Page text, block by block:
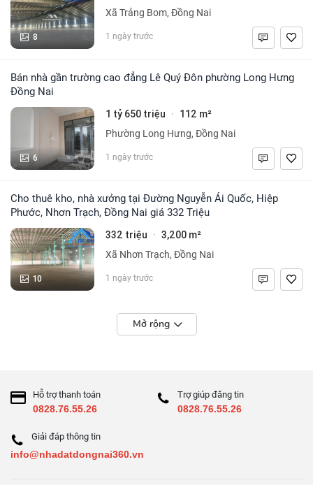
8
Xã Trảng Bom, Đồng Nai
1 ngày trước
Bán nhà gần trường cao đẳng Lê Quý Đôn phường Long Hưng
Đồng Nai
6
1 tỷ 650 triệu · 112 m²
Phường Long Hưng, Đồng Nai
1 ngày trước
Cho thuê kho, nhà xưởng tại Đường Nguyễn Ái Quốc, Hiệp
Phước, Nhơn Trạch, Đồng Nai giá 332 Triệu
10
332 triệu · 3,200 m²
Xã Nhơn Trạch, Đồng Nai
1 ngày trước
Mở rộng
Hỗ trợ thanh toán
0828.76.55.26
Trợ giúp đăng tin
0828.76.55.26
Giải đáp thông tin
info@nhadatdongnai360.vn